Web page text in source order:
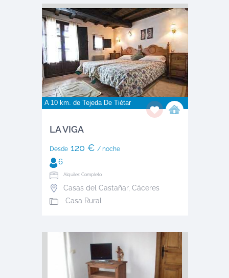
A 10 km. de Tejeda De Tiétar
LA VIGA
Desde120 € / noche
6
Alquiler: Completo
Casas del Castañar, Cáceres
Casa Rural